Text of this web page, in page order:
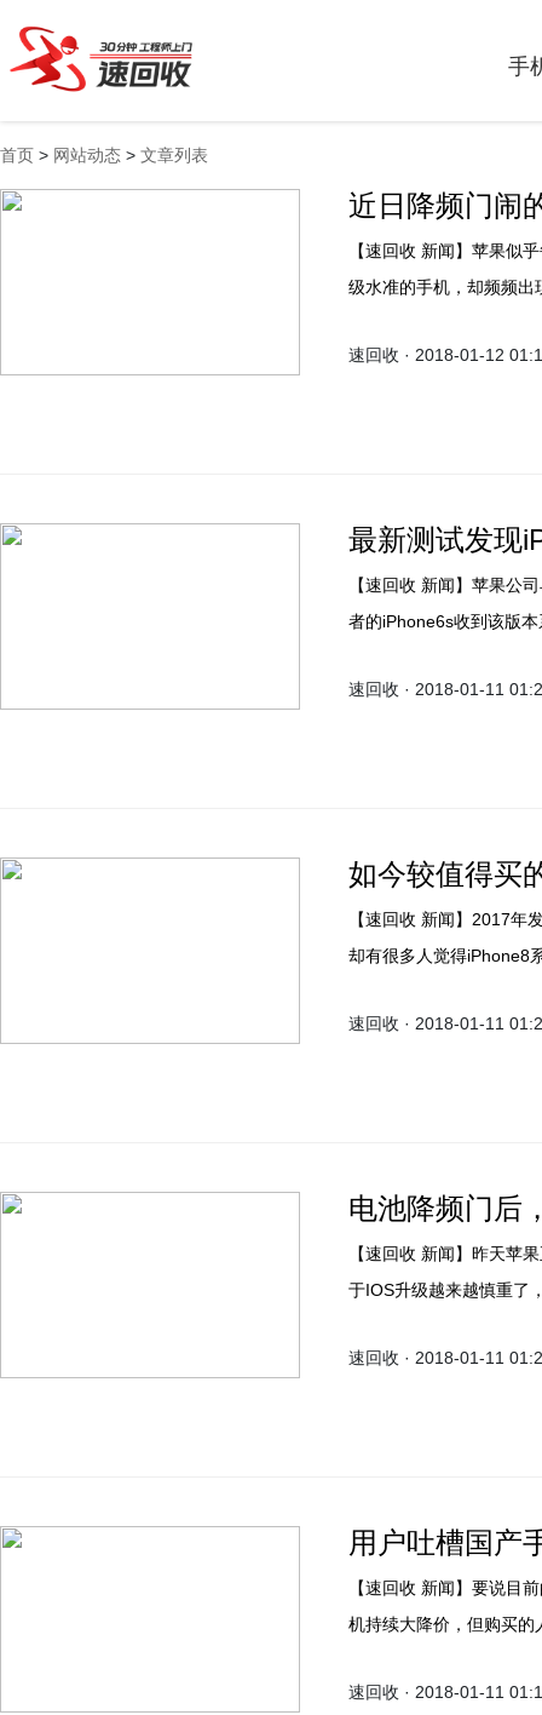
手
首页 > 网站动态 > 文章列表
近日降频门闹
【速回收 新闻】苹果似
级水准的手机，却频频
将打折为老款用户更换电
速回收 · 2018-01-12
最新测试发现
【速回收 新闻】苹果公
者的iPhone6s收到该版
上次因为外面气温过低
速回收 · 2018-01-11
如今较值得买
【速回收 新闻】2017年
却有很多人觉得iPhone8
速回收 · 2018-01-11
电池降频门后
【速回收 新闻】昨天苹
于IOS升级越来越慎重了
速回收 · 2018-01-11
用户吐槽国产
【速回收 新闻】要说目
机持续大降价，但购买
却很贵，这是很多用户
速回收 · 2018-01-11